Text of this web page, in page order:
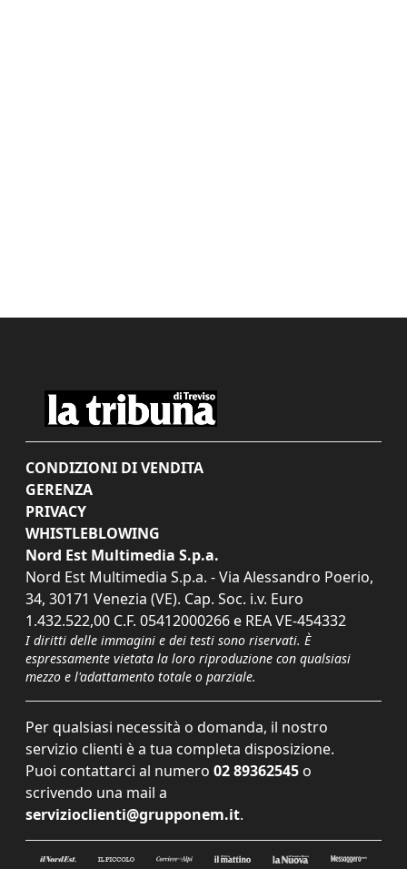
CONDIZIONI DI VENDITA
GERENZA
PRIVACY
WHISTLEBLOWING
Nord Est Multimedia S.p.a.
Nord Est Multimedia S.p.a. - Via Alessandro Poerio,
34, 30171 Venezia (VE). Cap. Soc. i.v. Euro
1.432.522,00 C.F. 05412000266 e REA VE-454332
I diritti delle immagini e dei testi sono riservati. È
espressamente vietata la loro riproduzione con qualsiasi
mezzo e l'adattamento totale o parziale.
Per qualsiasi necessità o domanda, il nostro
servizio clienti è a tua completa disposizione.
Puoi contattarci al numero 02 89362545 o
scrivendo una mail a
servizioclienti@grupponem.it.